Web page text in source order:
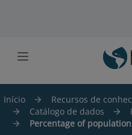
Início Recursos de
Catálogo de dados
Percentage of